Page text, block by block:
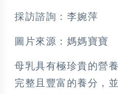
採訪諮詢：李婉萍
圖片來源：媽媽寶寶
母乳具有極珍貴的營
完整且豐富的養分，